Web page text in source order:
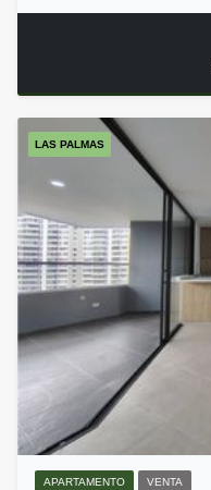
LAS PALMAS
APARTAMENTO VENTA